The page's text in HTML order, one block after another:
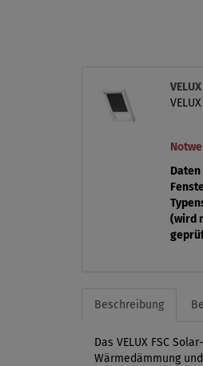
Daten
(wird
Beschreibung
Das VELUX FSC
Wärmedämmung